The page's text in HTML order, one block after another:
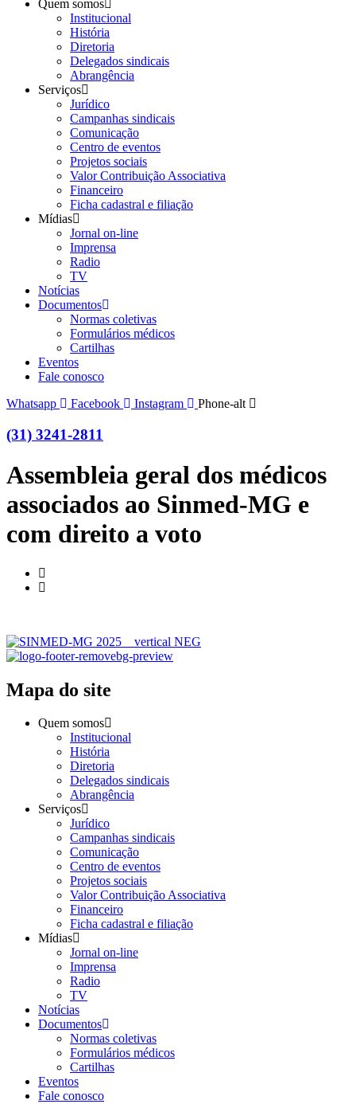
Quem somos
Institucional
História
Diretoria
Delegados sindicais
Abrangência
Serviços
Jurídico
Campanhas sindicais
Comunicação
Centro de eventos
Projetos sociais
Valor Contribuição Associativa
Financeiro
Ficha cadastral e filiação
Mídias
Jornal on-line
Imprensa
Radio
TV
Notícias
Documentos
Normas coletivas
Formulários médicos
Cartilhas
Eventos
Fale conosco
Whatsapp
Facebook Instagram Phone-alt
(31) 3241-2811
Assembleia geral dos médicos
associados ao Sinmed-MG e
com direito a voto
Mapa do site
Quem somos
Institucional
História
Diretoria
Delegados sindicais
Abrangência
Serviços
Jurídico
Campanhas sindicais
Comunicação
Centro de eventos
Projetos sociais
Valor Contribuição Associativa
Financeiro
Ficha cadastral e filiação
Mídias
Jornal on-line
Imprensa
Radio
TV
Notícias
Documentos
Normas coletivas
Formulários médicos
Cartilhas
Eventos
Fale conosco